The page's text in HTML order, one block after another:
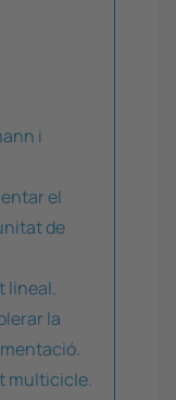
i
el
de
lineal.
la
multicicle.